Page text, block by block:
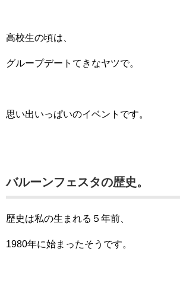
高校生の頃は、
グループデートてきなヤツで。
思い出いっぱいのイベントです。
バルーンフェスタの歴史。
歴史は私の生まれる５年前、
1980年に始まったそうです。